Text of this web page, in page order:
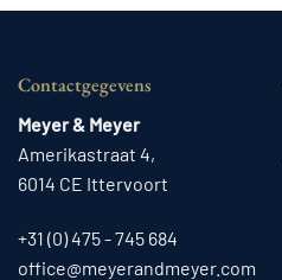
Contactgegevens
Meyer & Meyer
Amerikastraat 4,
6014 CE Ittervoort
+31 (0) 475 - 745 684
office@meyerandmeyer.com